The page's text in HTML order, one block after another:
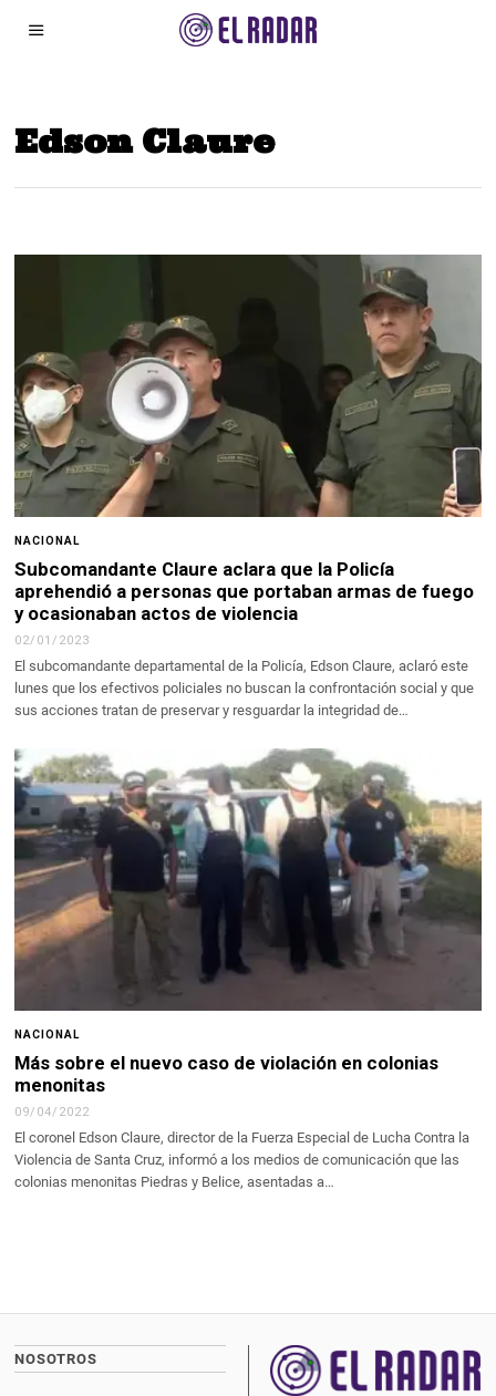
Edson Claure
NACIONAL
Subcomandante Claure aclara que la Policía
aprehendió a personas que portaban armas de fuego
y ocasionaban actos de violencia
02/01/2023
El subcomandante departamental de la Policía, Edson Claure, aclaró este
lunes que los efectivos policiales no buscan la confrontación social y que
sus acciones tratan de preservar y resguardar la integridad de…
NACIONAL
Más sobre el nuevo caso de violación en colonias
menonitas
09/04/2022
El coronel Edson Claure, director de la Fuerza Especial de Lucha Contra la
Violencia de Santa Cruz, informó a los medios de comunicación que las
colonias menonitas Piedras y Belice, asentadas a…
NOSOTROS